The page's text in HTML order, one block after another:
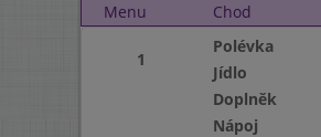
Menu
Chod
1
Polévka
Jídlo
Doplněk
Nápoj